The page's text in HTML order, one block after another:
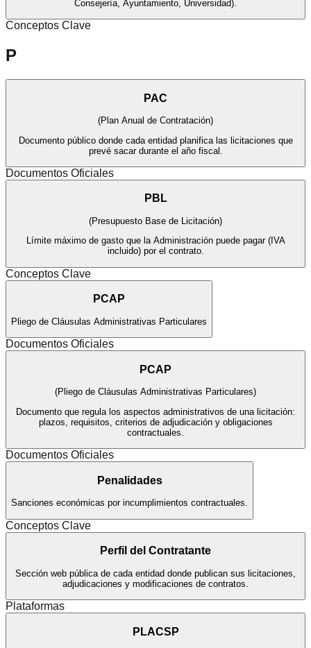
Consejería, Ayuntamiento, Universidad).
Conceptos Clave
P
PAC
(Plan Anual de Contratación)
Documento público donde cada entidad planifica las licitaciones que
prevé sacar durante el año fiscal.
Documentos Oficiales
PBL
(Presupuesto Base de Licitación)
Límite máximo de gasto que la Administración puede pagar (IVA
incluido) por el contrato.
Conceptos Clave
PCAP
Pliego de Cláusulas Administrativas Particulares
Documentos Oficiales
PCAP
(Pliego de Cláusulas Administrativas Particulares)
Documento que regula los aspectos administrativos de una licitación:
plazos, requisitos, criterios de adjudicación y obligaciones
contractuales.
Documentos Oficiales
Penalidades
Sanciones económicas por incumplimientos contractuales.
Conceptos Clave
Perfil del Contratante
Sección web pública de cada entidad donde publican sus licitaciones,
adjudicaciones y modificaciones de contratos.
Plataformas
PLACSP